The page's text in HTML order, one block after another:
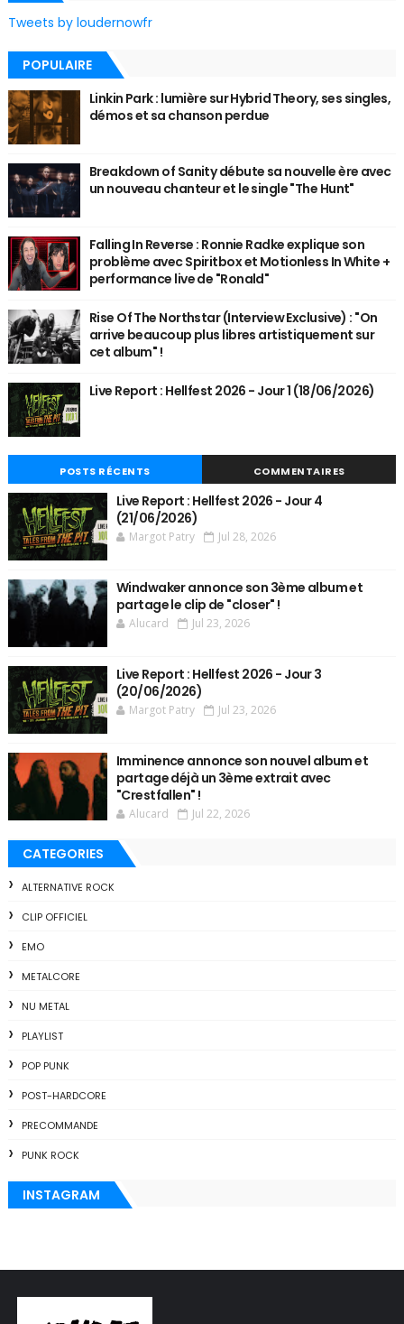
Tweets by loudernowfr
POPULAIRE
Linkin Park : lumière sur Hybrid Theory, ses singles,
démos et sa chanson perdue
Breakdown of Sanity débute sa nouvelle ère avec
un nouveau chanteur et le single "The Hunt"
Falling In Reverse : Ronnie Radke explique son
problème avec Spiritbox et Motionless In White +
performance live de "Ronald"
Rise Of The Northstar (Interview Exclusive) : "On
arrive beaucoup plus libres artistiquement sur
cet album" !
Live Report : Hellfest 2026 - Jour 1 (18/06/2026)
POSTS RÉCENTS COMMENTAIRES
Live Report : Hellfest 2026 - Jour 4
(21/06/2026)
Margot Patry Jul 28, 2026
Windwaker annonce son 3ème album et
partage le clip de "closer" !
Alucard Jul 23, 2026
Live Report : Hellfest 2026 - Jour 3
(20/06/2026)
Margot Patry Jul 23, 2026
Imminence annonce son nouvel album et
partage déjà un 3ème extrait avec
"Crestfallen" !
Alucard Jul 22, 2026
CATEGORIES
ALTERNATIVE ROCK
CLIP OFFICIEL
EMO
METALCORE
NU METAL
PLAYLIST
POP PUNK
POST-HARDCORE
PRECOMMANDE
PUNK ROCK
INSTAGRAM